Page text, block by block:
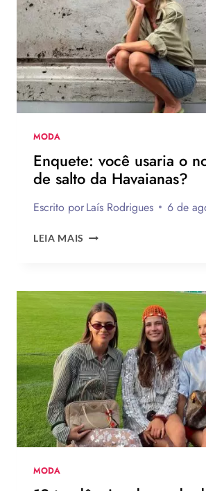
MODA
Enquete: você usaria o
de salto da Havaianas?
Escrito porLaís Rodrigues 6 de
LEIA MAIS ENQUETE:
NOVO
CHINELO
DE
SALTO
DA
HAVAIANAS?
MODA